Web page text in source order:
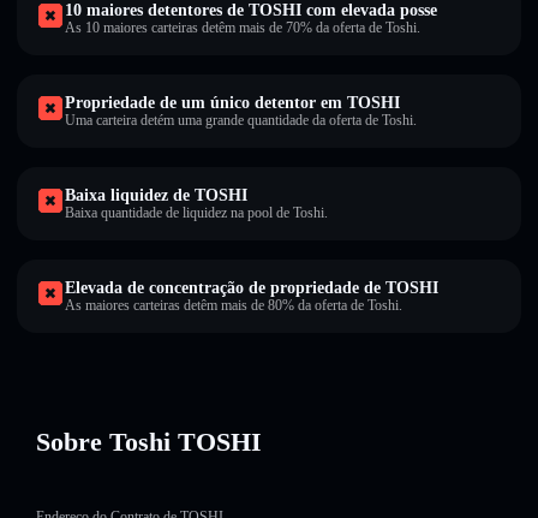
10 maiores detentores de TOSHI com elevada posse
As 10 maiores carteiras detêm mais de 70% da oferta de Toshi.
Propriedade de um único detentor em TOSHI
Uma carteira detém uma grande quantidade da oferta de Toshi.
Baixa liquidez de TOSHI
Baixa quantidade de liquidez na pool de Toshi.
Elevada de concentração de propriedade de TOSHI
As maiores carteiras detêm mais de 80% da oferta de Toshi.
Sobre Toshi TOSHI